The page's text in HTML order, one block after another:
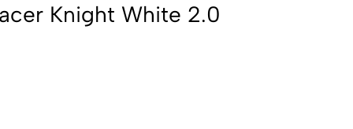
Knight White 2.0